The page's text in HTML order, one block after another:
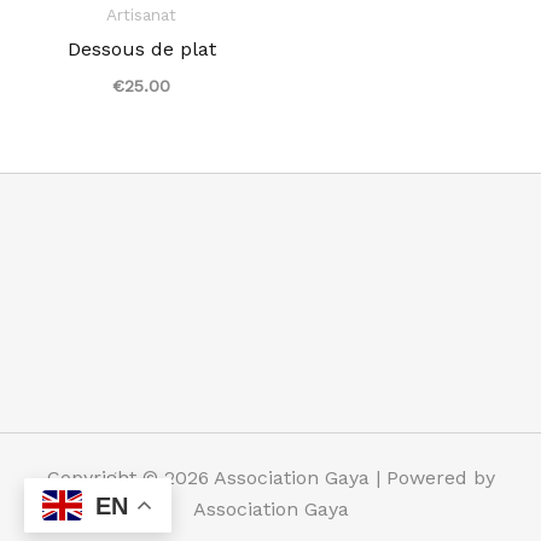
Artisanat
Dessous de plat
€25.00
Copyright © 2026 Association Gaya | Powered by
Association Gaya
EN